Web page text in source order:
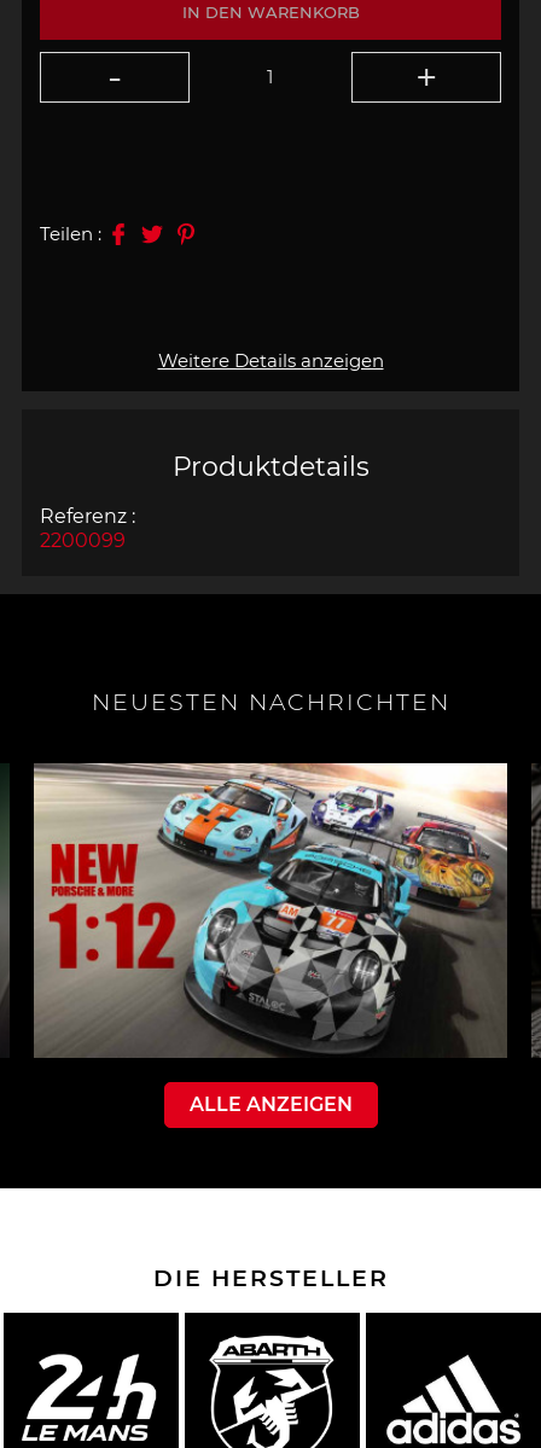
Produktdetails
Referenz :
2200099
Weitere Details anzeigen
IN DEN WARENKORB
Teilen :
NEUESTEN NACHRICHTEN
ALLE ANZEIGEN
DIE HERSTELLER